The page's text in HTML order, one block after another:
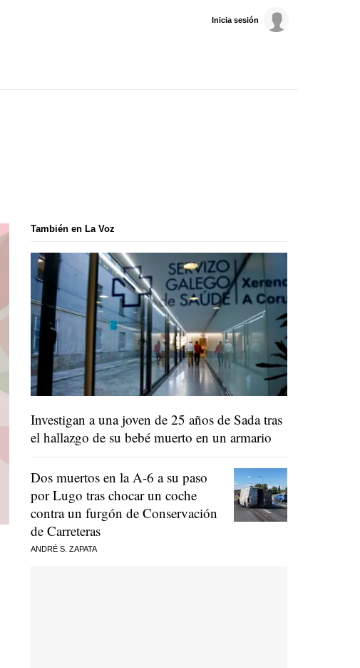
Inicia sesión
También en La Voz
Investigan a una joven de 25 años de Sada tras
el hallazgo de su bebé muerto en un armario
Dos muertos en la A-6 a su paso
por Lugo tras chocar un coche
contra un furgón de Conservación
de Carreteras
ANDRÉ S. ZAPATA